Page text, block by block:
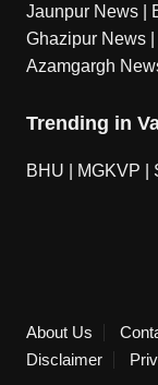
Jaunpur News
Ghazipur News
Azamgargh
Trending in
BHU MGKVP
About Us
Disclaimer